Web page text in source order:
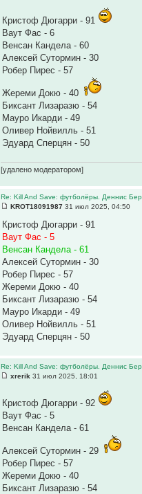
Кристоф Дюгарри - 91
Ваут Фас - 6
Венсан Кандела - 60
Алексей Сутормин - 30
Робер Пирес - 57
Жереми Докю - 40
Биксант Лизаразю - 54
Мауро Икарди - 49
Оливер Нойвилль - 51
Эдуард Сперцян - 50
[удалено модератором]
Re: Kill And Save: футболёры. Деннис
KROT18091987 31 июл 2025, 04:50
Кристоф Дюгарри - 91
Ваут Фас - 5
Венсан Кандела - 61
Алексей Сутормин - 30
Робер Пирес - 57
Жереми Докю - 40
Биксант Лизаразю - 54
Мауро Икарди - 49
Оливер Нойвилль - 51
Эдуард Сперцян - 50
Re: Kill And Save: футболёры. Деннис
xrerik 31 июл 2025, 18:01
Кристоф Дюгарри - 92
Ваут Фас - 5
Венсан Кандела - 61
Алексей Сутормин - 29
Робер Пирес - 57
Жереми Докю - 40
Биксант Лизаразю - 54